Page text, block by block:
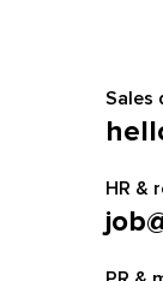
Sales
HR &